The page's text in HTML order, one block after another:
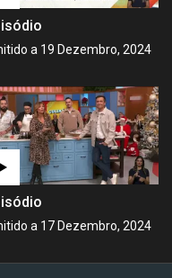
a 19 Dezembro, 2024
a 17 Dezembro, 2024